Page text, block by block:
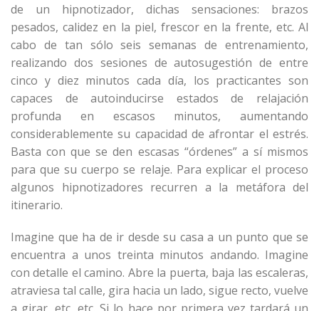
de un hipnotizador, dichas sensaciones: brazos
pesados, calidez en la piel, frescor en la frente, etc. Al
cabo de tan sólo seis semanas de entrenamiento,
realizando dos sesiones de autosugestión de entre
cinco y diez minutos cada día, los practicantes son
capaces de autoinducirse estados de relajación
profunda en escasos minutos, aumentando
considerablemente su capacidad de afrontar el estrés.
Basta con que se den escasas “órdenes” a sí mismos
para que su cuerpo se relaje. Para explicar el proceso
algunos hipnotizadores recurren a la metáfora del
itinerario.
Imagine que ha de ir desde su casa a un punto que se
encuentra a unos treinta minutos andando. Imagine
con detalle el camino. Abre la puerta, baja las escaleras,
atraviesa tal calle, gira hacia un lado, sigue recto, vuelve